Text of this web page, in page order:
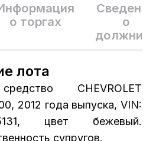
о торгах
Сведения
о
лота
CHEVROLET
2012 года выпуска, VIN:
цвет бежевый.
супругов.